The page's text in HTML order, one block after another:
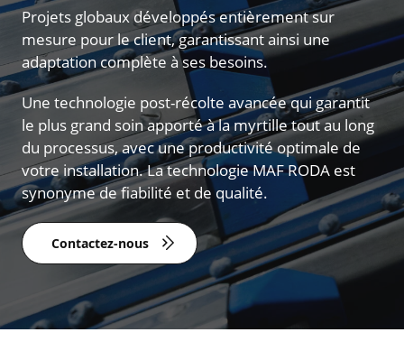
Projets globaux développés entièrement sur
mesure pour le client, garantissant ainsi une
adaptation complète à ses besoins.
Une technologie post-récolte avancée qui garantit
le plus grand soin apporté à la myrtille tout au long
du processus, avec une productivité optimale de
votre installation. La technologie MAF RODA est
synonyme de fiabilité et de qualité.
Contactez-nous